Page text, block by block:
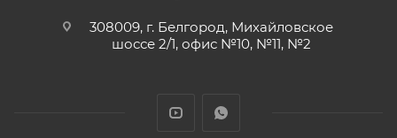
308009, г. Белгород, Михайловское
шоссе 2/1, офис №10, №11, №2